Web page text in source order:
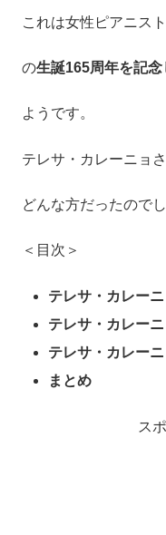
これは女性ピアニス
の生誕165周年を記念
ようです。
テレサ・カレーニョ
どんな方だったので
＜目次＞
テレサ・カレー
テレサ・カレー
テレサ・カレー
まとめ
ス